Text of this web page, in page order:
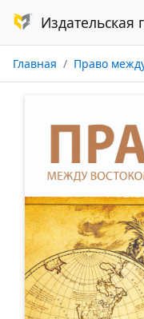
Главная Право между Востоком и